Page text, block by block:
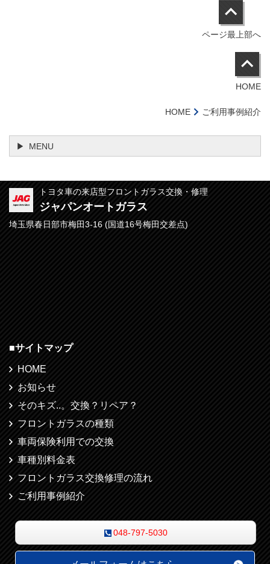
ページ最上部へ
HOME
HOME ご利用事例紹介
MENU
トヨタ車の来店型フロントガラス交換・修理
ジャパンオートガラス
埼玉県春日部市梅田3-16 (国道16号梅田交差点)
■サイトマップ
HOME
お知らせ
そのキズ..。交換？リペア？
フロントガラスの種類
車両保険利用での交換
車種別料金表
フロントガラス交換修理の流れ
ご利用事例紹介
048-797-5030